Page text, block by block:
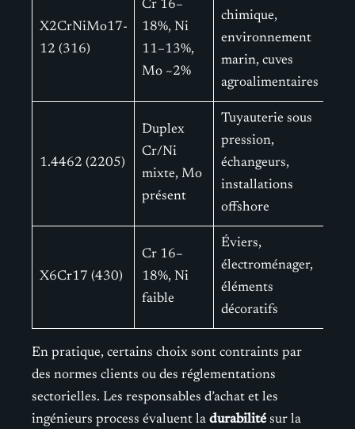
X2CrNiMo17-
12 (316)
Cr 16–
18%, Ni
11–13%,
Mo ~2%
chimique,
environnement
marin, cuves
agroalimentaires
1.4462 (2205)
Duplex
Cr/Ni
mixte, Mo
présent
Tuyauterie sous
pression,
échangeurs,
installations
offshore
X6Cr17 (430)
Cr 16–
18%, Ni
faible
Éviers,
électroménager,
éléments
décoratifs
En pratique, certains choix sont contraints par
des normes clients ou des réglementations
sectorielles. Les responsables d’achat et les
ingénieurs process évaluent la durabilité sur la